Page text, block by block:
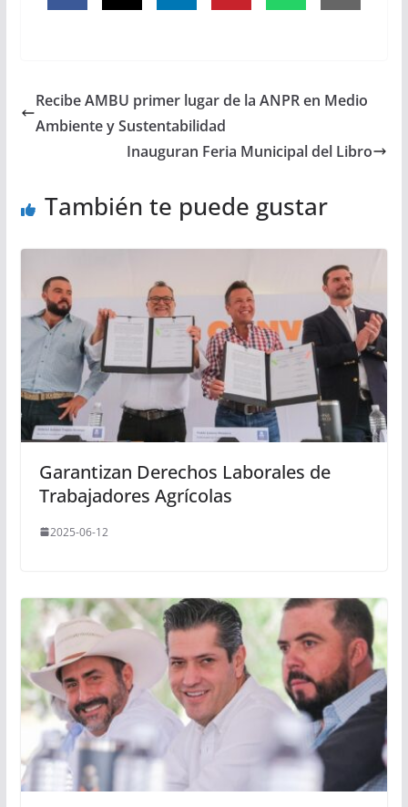
Recibe AMBU primer lugar de la ANPR en Medio
Ambiente y Sustentabilidad
Inauguran Feria Municipal del Libro
También te puede gustar
Garantizan Derechos Laborales de
Trabajadores Agrícolas
2025-06-12